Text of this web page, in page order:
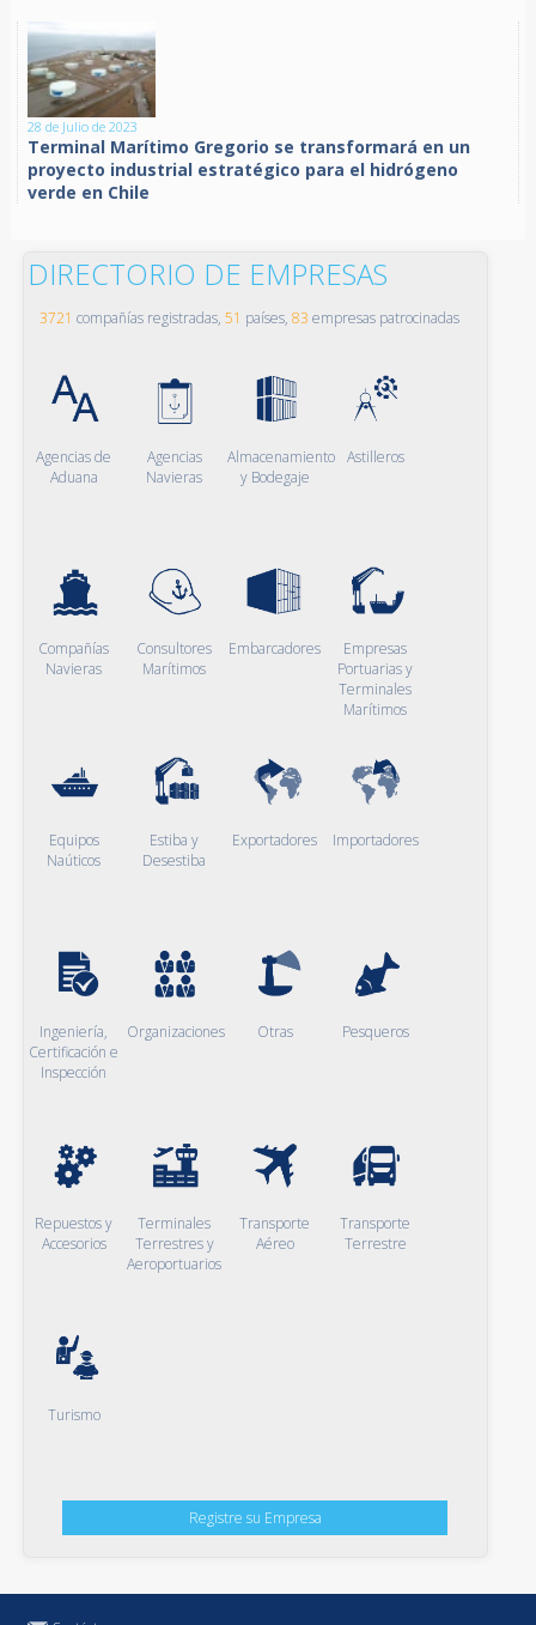
28 de Julio de 2023
Terminal Marítimo Gregorio se transformará en un
proyecto industrial estratégico para el hidrógeno
verde en Chile
DIRECTORIO DE EMPRESAS
3721 compañías registradas, 51 países, 83 empresas patrocinadas
Agencias de
Aduana
Agencias
Navieras
Almacenamiento
y Bodegaje
Astilleros
Compañías
Navieras
Consultores
Marítimos
Embarcadores
Empresas
Portuarias y
Terminales
Marítimos
Equipos
Naúticos
Estiba y
Desestiba
Exportadores Importadores
Ingeniería,
Certificación e
Inspección
Organizaciones Otras Pesqueros
Repuestos y
Accesorios
Terminales
Terrestres y
Aeroportuarios
Transporte
Aéreo
Transporte
Terrestre
Turismo
Registre su Empresa